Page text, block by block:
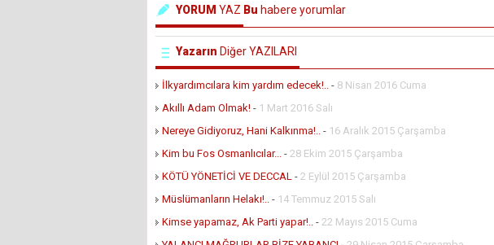
YORUM YAZ Bu habere yorumlar
Yazarın Diğer YAZILARI
İlkyardımcılara kim yardım edecek!.. - 8 Nisan 2016 Cuma
Akıllı Adam Olmak! - 1 Mart 2016 Salı
Nereye Gidiyoruz, Hani Kalkınma!.. - 16 Aralık 2015 Çarşamba
Kim bu Fos Osmanlıcılar... - 28 Ekim 2015 Çarşamba
KÖTÜ YÖNETİCİ VE DECCAL - 2 Eylül 2015 Çarşamba
Müslümanların Helakı!.. - 14 Temmuz 2015 Salı
Kimse yapamaz, Ak Parti yapar!.. - 22 Mayıs 2015 Cuma